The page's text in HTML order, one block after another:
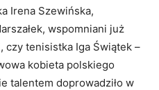
Irena Szewińska,
wspomniani już
czy tenisistka Iga Świątek –
kobieta polskiego
talentem doprowadziło w